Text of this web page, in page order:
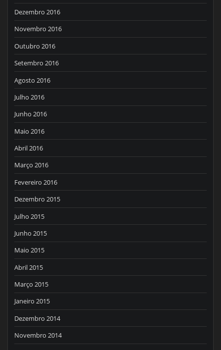
Dezembro 2016
Novembro 2016
Outubro 2016
Setembro 2016
Agosto 2016
Julho 2016
Junho 2016
Maio 2016
Abril 2016
Março 2016
Fevereiro 2016
Dezembro 2015
Julho 2015
Junho 2015
Maio 2015
Abril 2015
Março 2015
Janeiro 2015
Dezembro 2014
Novembro 2014